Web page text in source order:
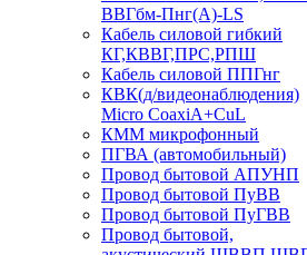
ВВГбм-Пнг(А)-LS
Кабель силовой гибкий
КГ,КВВГ,ПРС,РПШ
Кабель силовой ППГнг
КВК(д/видеонаблюдения)
Micro CoaxiA+CuL
КММ микрофонный
ПГВА (автомобильный)
Провод бытовой АПУНП
Провод бытовой ПуВВ
Провод бытовой ПуГВВ
Провод бытовой,